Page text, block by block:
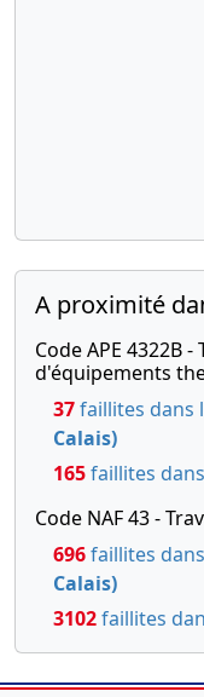
A proximité
Code APE 4322B
d'équipements
37faillites dans
Calais)
165faillites
Code NAF 43 -
696faillites
Calais)
3102faillites